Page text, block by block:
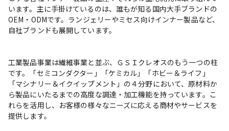
います。主に手掛けているのは、誰もが知る国内大手ブランドの
OEM・ODMです。ランジェリーやミセス向けインナー製品など、
自社ブランドも展開しています。
工業製品事業は繊維事業と並ぶ、ＧＳＩクレオスのもう一つの柱
です。「セミコンダクター」「ケミカル」「ホビー＆ライフ」
「マシナリー＆イクイップメント」の４分野において、原材料か
ら製品にいたるまでの高度な調達・加工機能を持っています。こ
れらを活用し、お客様の様々なニーズに応える商材やサービスを
提供します。